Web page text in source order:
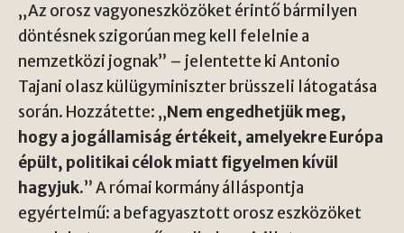
„Az orosz vagyoneszközöket érintő bármilyen
döntésnek szigorúan meg kell felelnie a
nemzetközi jognak” – jelentette ki Antonio
Tajani olasz külügyminiszter brüsszeli látogatása
során. Hozzátette: „Nem engedhetjük meg,
hogy a jogállamiság értékeit, amelyekre Európa
épült, politikai célok miatt figyelmen kívül
hagyjuk.” A római kormány álláspontja
egyértelmű: a befagyasztott orosz eszközöket